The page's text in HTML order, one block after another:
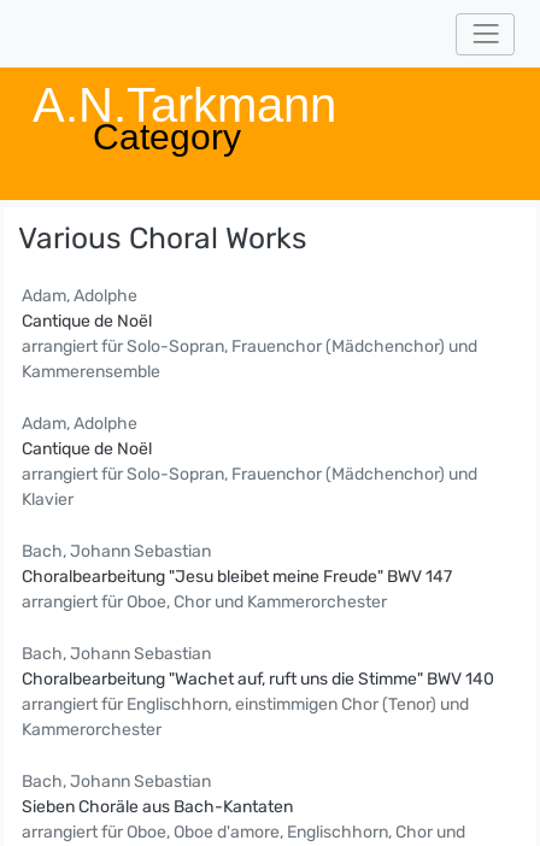
A.N.Tarkmann
Category
Various Choral Works
Adam, Adolphe
Cantique de Noël
arrangiert für Solo-Sopran, Frauenchor (Mädchenchor) und
Kammerensemble
Adam, Adolphe
Cantique de Noël
arrangiert für Solo-Sopran, Frauenchor (Mädchenchor) und
Klavier
Bach, Johann Sebastian
Choralbearbeitung "Jesu bleibet meine Freude" BWV 147
arrangiert für Oboe, Chor und Kammerorchester
Bach, Johann Sebastian
Choralbearbeitung "Wachet auf, ruft uns die Stimme" BWV 140
arrangiert für Englischhorn, einstimmigen Chor (Tenor) und
Kammerorchester
Bach, Johann Sebastian
Sieben Choräle aus Bach-Kantaten
arrangiert für Oboe, Oboe d'amore, Englischhorn, Chor und